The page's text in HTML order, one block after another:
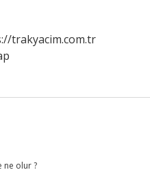
trakyacim.com.tr
ne olur ?